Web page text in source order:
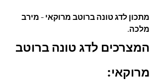
מתכון לדג טונה ברוטב מרוקאי - מירב
מלכה.
המצרכים לדג טונה ברוטב
מרוקאי: